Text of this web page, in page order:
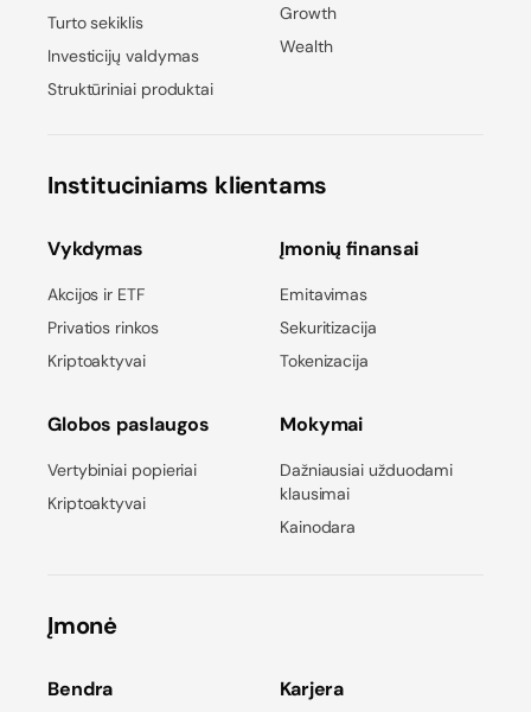
Turto sekiklis
Investicijų valdymas
Struktūriniai produktai
Growth
Wealth
Instituciniams klientams
Vykdymas
Akcijos ir ETF
Privatios rinkos
Kriptoaktyvai
Globos paslaugos
Vertybiniai popieriai
Kriptoaktyvai
Įmonių finansai
Emitavimas
Sekuritizacija
Tokenizacija
Mokymai
Dažniausiai užduodami
klausimai
Kainodara
Įmonė
Bendra Karjera